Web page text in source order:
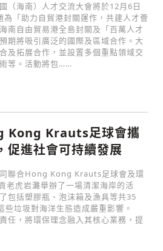
（海南）人才交流大會將於12月6日
為「助力自貿港封關運作，共建人才薈
南自由貿易港全島封關及「百萬人才
期將吸引廣泛的國際及區域合作。大
及拓展合作，並設置多個重點領域交
等。活動將包……
Kong Krauts足球會攜
促進社會可持續發展
聯合Hong Kong Krauts足球會及環
老虎岩灘舉辦了一場清潔海岸的活
包括塑膠瓶、泡沫箱及漁具等共35
垃圾對海洋生態造成嚴重影響。
任，將環保理念融入其核心業務，提